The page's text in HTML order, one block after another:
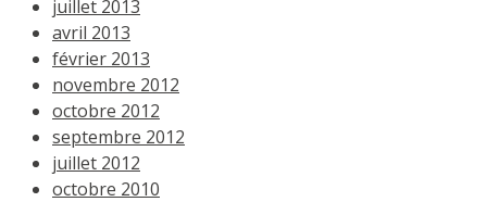
juillet 2013
avril 2013
février 2013
novembre 2012
octobre 2012
septembre 2012
juillet 2012
octobre 2010